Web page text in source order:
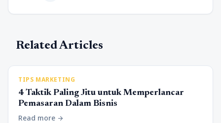
Related Articles
TIPS MARKETING
4 Taktik Paling Jitu untuk Memperlancar
Pemasaran Dalam Bisnis
Read more arrow_forward